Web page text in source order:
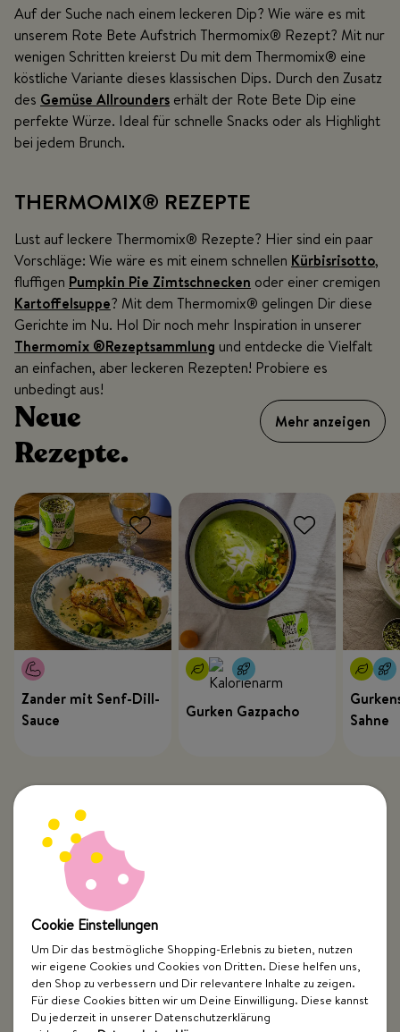
Auf der Suche nach einem leckeren Dip? Wie wäre es mit
unserem Rote Bete Aufstrich Thermomix® Rezept? Mit nur
wenigen Schritten kreierst Du mit dem Thermomix® eine
köstliche Variante dieses klassischen Dips. Durch den Zusatz
des Gemüse Allrounders erhält der Rote Bete Dip eine
perfekte Würze. Ideal für schnelle Snacks oder als Highlight
bei jedem Brunch.
THERMOMIX® REZEPTE
Lust auf leckere Thermomix® Rezepte? Hier sind ein paar
Vorschläge: Wie wäre es mit einem schnellen Kürbisrisotto,
fluffigen Pumpkin Pie Zimtschnecken oder einer cremigen
Kartoffelsuppe? Mit dem Thermomix® gelingen Dir diese
Gerichte im Nu. Hol Dir noch mehr Inspiration in unserer
Thermomix ®Rezeptsammlung und entdecke die Vielfalt
an einfachen, aber leckeren Rezepten! Probiere es
unbedingt aus!
Neue
Rezepte.
Mehr anzeigen
Zander mit Senf-Dill-
Sauce
Gurken Gazpacho
Sahne
Top Kategorien
Just Spices
Cookie Einstellungen
Um Dir das bestmögliche Shopping-Erlebnis zu bieten, nutzen
wir eigene Cookies und Cookies von Dritten. Diese helfen uns,
den Shop zu verbessern und Dir relevantere Inhalte zu zeigen.
Für diese Cookies bitten wir um Deine Einwilligung. Diese kannst
Du jederzeit in unserer Datenschutzerklärung